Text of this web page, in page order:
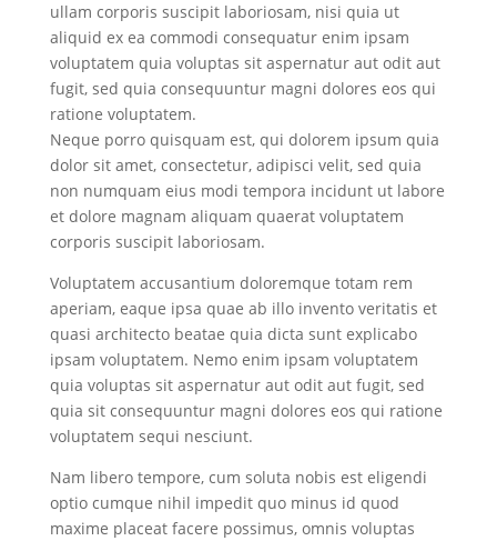
ullam corporis suscipit laboriosam, nisi quia ut
aliquid ex ea commodi consequatur enim ipsam
voluptatem quia voluptas sit aspernatur aut odit aut
fugit, sed quia consequuntur magni dolores eos qui
ratione voluptatem.
Neque porro quisquam est, qui dolorem ipsum quia
dolor sit amet, consectetur, adipisci velit, sed quia
non numquam eius modi tempora incidunt ut labore
et dolore magnam aliquam quaerat voluptatem
corporis suscipit laboriosam.
Voluptatem accusantium doloremque totam rem
aperiam, eaque ipsa quae ab illo invento veritatis et
quasi architecto beatae quia dicta sunt explicabo
ipsam voluptatem. Nemo enim ipsam voluptatem
quia voluptas sit aspernatur aut odit aut fugit, sed
quia sit consequuntur magni dolores eos qui ratione
voluptatem sequi nesciunt.
Nam libero tempore, cum soluta nobis est eligendi
optio cumque nihil impedit quo minus id quod
maxime placeat facere possimus, omnis voluptas